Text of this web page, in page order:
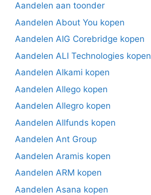
Aandelen aan toonder
Aandelen About You kopen
Aandelen AIG Corebridge kopen
Aandelen ALI Technologies kopen
Aandelen Alkami kopen
Aandelen Allego kopen
Aandelen Allegro kopen
Aandelen Allfunds kopen
Aandelen Ant Group
Aandelen Aramis kopen
Aandelen ARM kopen
Aandelen Asana kopen